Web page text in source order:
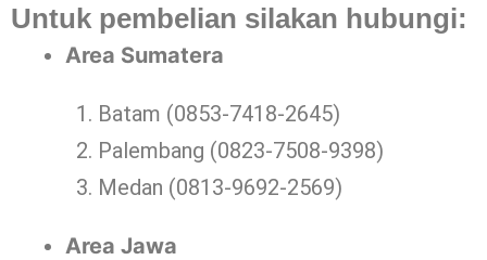
Untuk pembelian silakan hubungi:
Area Sumatera
Batam (0853-7418-2645)
Palembang (0823-7508-9398)
Medan (0813-9692-2569)
Area Jawa